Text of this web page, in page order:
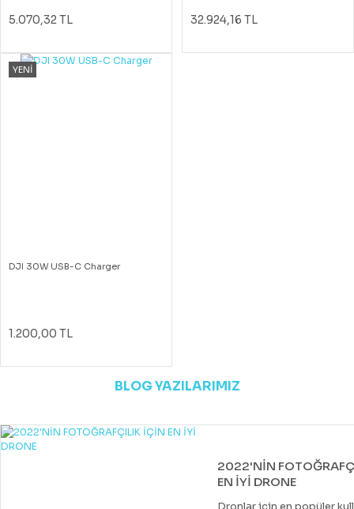
5.070,32 TL 32.924,16 TL
YENİ
DJI 30W USB-C Charger
1.200,00 TL
BLOG YAZILARIMIZ
2022'NİN
EN İYİ DRONE
Dronlar için en popüler